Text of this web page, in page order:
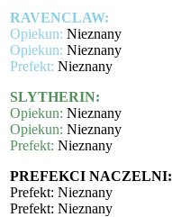
RAVENCLAW:
Opiekun: Nieznany
Opiekun: Nieznany
Prefekt: Nieznany
SLYTHERIN:
Opiekun: Nieznany
Opiekun: Nieznany
Prefekt: Nieznany
PREFEKCI NACZELNI:
Prefekt: Nieznany
Prefekt: Nieznany